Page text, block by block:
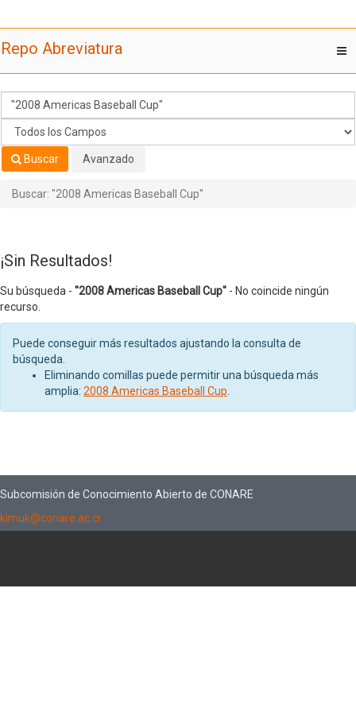
recurso.
Repo Abreviatura
Buscar Avanzado
Buscar: "2008 Americas Baseball Cup"
¡Sin Resultados!
Su búsqueda - "2008 Americas Baseball Cup" - No coincide ningún
recurso.
Puede conseguir más resultados ajustando la consulta de
búsqueda.
Eliminando comillas puede permitir una búsqueda más
amplia: 2008 Americas Baseball Cup
Subcomisión de Conocimiento Abierto de CONARE
kimuk@conare.ac.cr